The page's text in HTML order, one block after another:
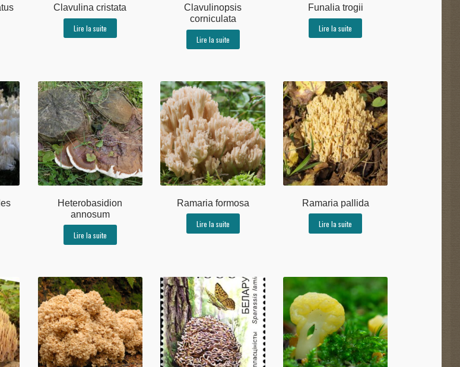
Clavulina cristata
Lire la suite
Clavulinopsis
corniculata
Lire la suite
Funalia trogii
Lire la suite
Heterobasidion
annosum
Lire la suite
Ramaria formosa
Lire la suite
Ramaria pallida
Lire la suite